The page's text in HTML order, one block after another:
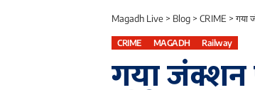
Magadh Live > Blog > CRIME >गया
CRIME MAGADH Railway
गया जंक्शन